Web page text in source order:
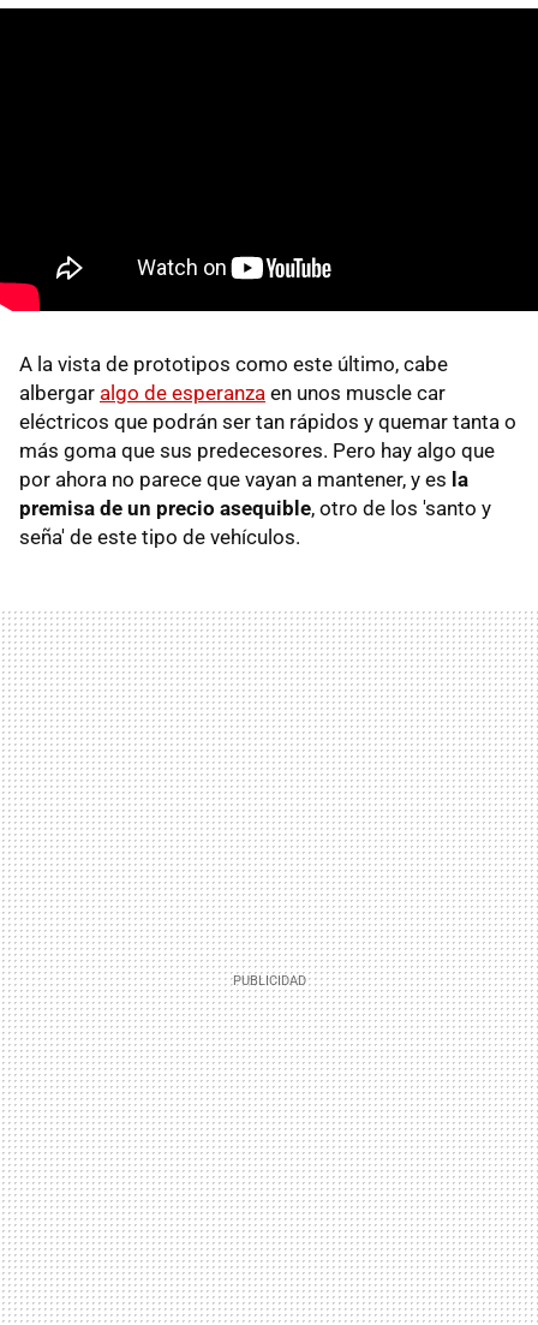
A la vista de prototipos como este último, cabe
albergar algo de esperanza en unos muscle car
eléctricos que podrán ser tan rápidos y quemar tanta o
más goma que sus predecesores. Pero hay algo que
por ahora no parece que vayan a mantener, y es la
premisa de un precio asequible, otro de los 'santo y
seña' de este tipo de vehículos.